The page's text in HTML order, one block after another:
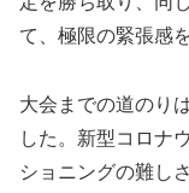
て、極限の緊張感
大会までの道のり
した。新型コロナ
ショニングの難し